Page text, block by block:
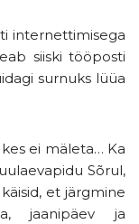
internettimisega
siiski tööposti
surnuks lüüa
ei mäleta… Ka
Sõrul,
et järgmine
jaanipäev ja